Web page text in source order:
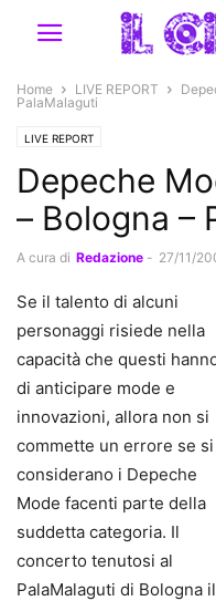
Home LIVE REPORT
PalaMalaguti
LIVE REPORT
Depeche
– Bologna –
A cura di Redazione - 27/11/
Se il talento di alcuni
personaggi risiede nella
capacità che questi
di anticipare mode e
innovazioni, allora non si
commette un errore se si
considerano i Depeche
Mode facenti parte della
suddetta categoria. Il
concerto tenutosi al
PalaMalaguti di Bologna il